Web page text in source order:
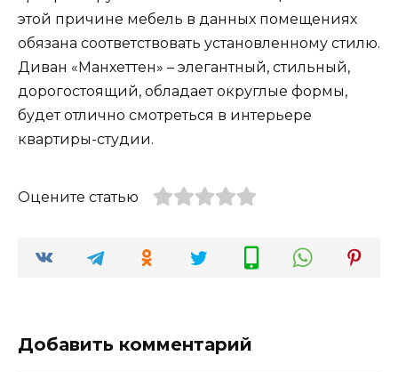
этой причине мебель в данных помещениях
обязана соответствовать установленному стилю.
Диван «Манхеттен» – элегантный, стильный,
дорогостоящий, обладает округлые формы,
будет отлично смотреться в интерьере
квартиры-студии.
Оцените статью
Добавить комментарий